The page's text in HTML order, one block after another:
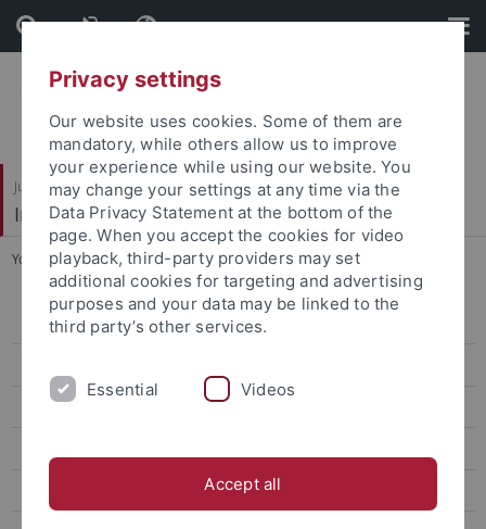
Skip
to
content
Skip
to
footer
Juristische Fakultät
Institut für Kriminologie
You are here: Startseite ... Vanessa Raschke
Wissenschaft
Gäste
Privacy settings
Our website uses cookies. Some of them are
mandatory, while others allow us to improve
your experience while using our website. You
may change your settings at any time via the
Data Privacy Statement at the bottom of the
page. When you accept the cookies for video
playback, third-party providers may set
additional cookies for targeting and advertising
purposes and your data may be linked to the
third party’s other services.
Essential Videos
Accept all